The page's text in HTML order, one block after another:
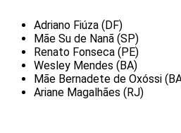
Adriano Fiúza (DF)
Mãe Su de Nanã (SP)
Renato Fonseca (PE)
Wesley Mendes (BA)
Mãe Bernadete de Oxóssi
Ariane Magalhães (RJ)